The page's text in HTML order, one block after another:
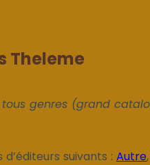
Theleme
genres (grand
suivants : Autre,